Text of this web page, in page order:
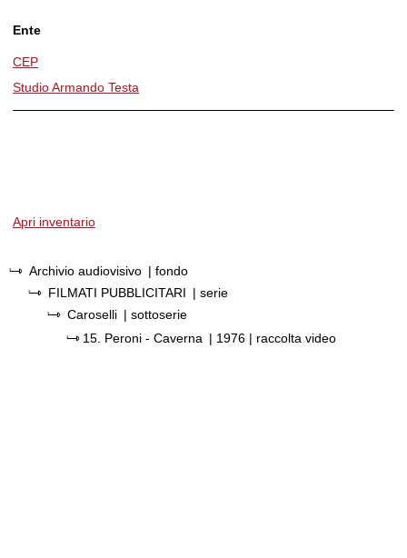
Ente
CEP
Studio Armando Testa
Apri inventario
Archivio audiovisivo | fondo
FILMATI PUBBLICITARI | serie
Caroselli | sottoserie
15. Peroni - Caverna | 1976 | raccolta video